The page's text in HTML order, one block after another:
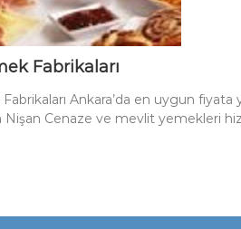
Fabrikaları
Ankara’da en uygun
Nişan Cenaze ve mevlit yemekleri